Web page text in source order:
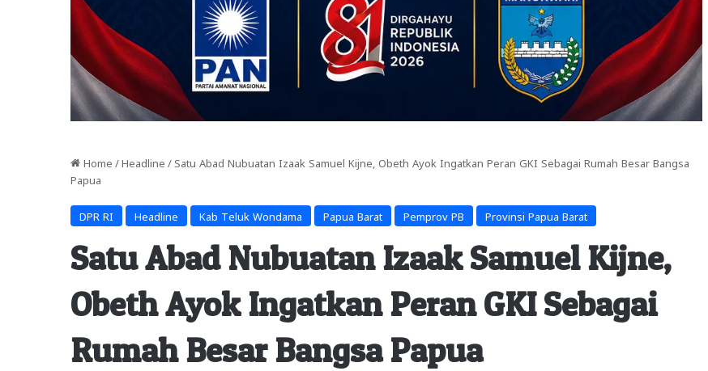
Home / Headline / Satu Abad Nubuatan Izaak Samuel Kijne, Obeth Ayok Ingatkan Peran GKI Sebagai Rumah Besar Bangsa
Papua
DPR RI Headline Kab Teluk Wondama Papua Barat Pemprov PB Provinsi Papua Barat
Satu Abad Nubuatan Izaak Samuel Kijne,
Obeth Ayok Ingatkan Peran GKI Sebagai
Rumah Besar Bangsa Papua